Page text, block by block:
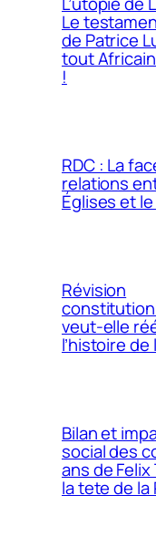
Le
de Patrice
tout
!
RDC : La
relations
Églises et
Révision
veut-elle
l’histoire de
Bilan et
social des
ans de
la tete de la